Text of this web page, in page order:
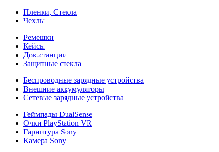
Пленки, Стекла
Чехлы
Ремешки
Кейсы
Док-станции
Защитные стекла
Беспроводные зарядные устройства
Внешние аккумуляторы
Сетевые зарядные устройства
Геймпады DualSense
Очки PlayStation VR
Гарнитура Sony
Камера Sony